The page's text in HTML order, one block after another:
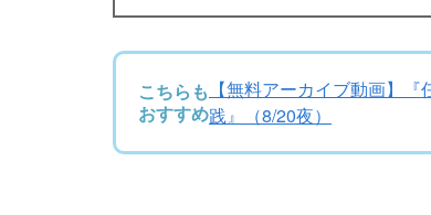
こちらも
おすすめ
【無料アーカイブ動画】
践』（8/20夜）